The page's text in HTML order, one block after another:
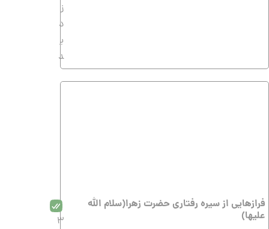
ز
د
ی
د
فرازهایى از سیره رفتارى حضرت زهرا(سلام الله
علیها)
3